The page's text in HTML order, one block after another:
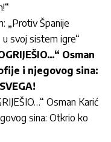
„Protiv Španije
svoj sistem igre“
Osman
i njegovog sina:
Osman Karić
sina: Otkrio ko